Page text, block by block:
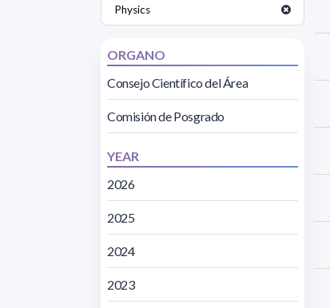
Physics
ORGANO
Consejo Científico del Área
Comisión de Posgrado
YEAR
2026
2025
2024
2023